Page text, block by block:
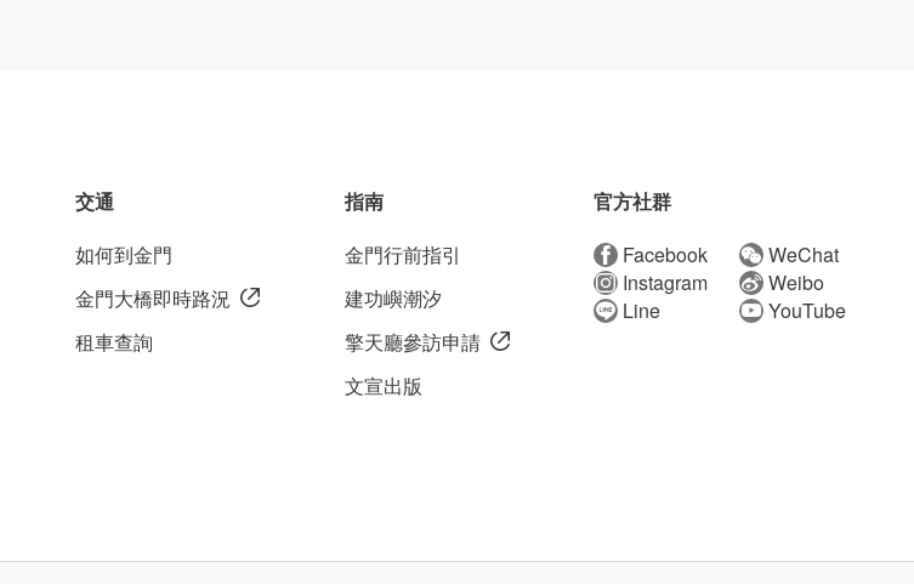
交通
如何到金門
金門大橋即時路況
租車查詢
指南
金門行前指引
建功嶼潮汐
擎天廳參訪申請
文宣出版
官方社群
Facebook
WeChat
Instagram
Weibo
Line
YouTube